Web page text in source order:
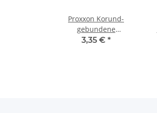
Proxxon Korund-
gebundene
Schleifblätter für LHW,
3,35 € *